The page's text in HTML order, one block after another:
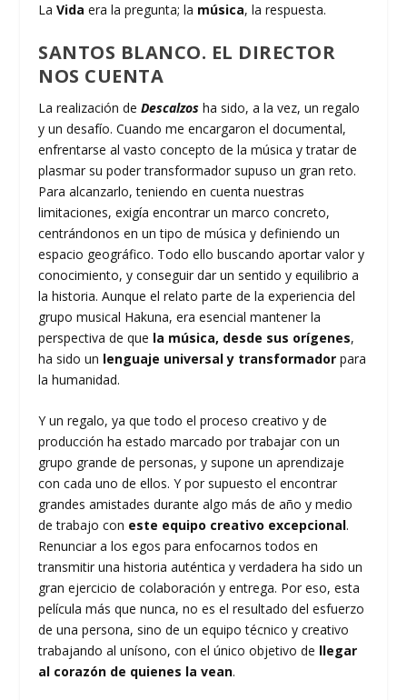
LaVida era la pregunta; la música, la respuesta.
SANTOS BLANCO. EL DIRECTOR
NOS CUENTA
La realización deDescalzos ha sido, a la vez, un regalo
y un desafío. Cuando me encargaron el documental,
enfrentarse al vasto concepto de la música y tratar de
plasmar su poder transformador supuso un gran reto.
Para alcanzarlo, teniendo en cuenta nuestras
limitaciones, exigía encontrar un marco concreto,
centrándonos en un tipo de música y definiendo un
espacio geográfico. Todo ello buscando aportar valor y
conocimiento, y conseguir dar un sentido y equilibrio a
la historia. Aunque el relato parte de la experiencia del
grupo musical Hakuna, era esencial mantener la
perspectiva de que la música, desde sus orígenes,
ha sido un lenguaje universal y transformador para
la humanidad.
Y un regalo, ya que todo el proceso creativo y de
producción ha estado marcado por trabajar con un
grupo grande de personas, y supone un aprendizaje
con cada uno de ellos. Y por supuesto el encontrar
grandes amistades durante algo más de año y medio
de trabajo con este equipo creativo excepcional.
Renunciar a los egos para enfocarnos todos en
transmitir una historia auténtica y verdadera ha sido un
gran ejercicio de colaboración y entrega. Por eso, esta
película más que nunca, no es el resultado del esfuerzo
de una persona, sino de un equipo técnico y creativo
trabajando al unísono, con el único objetivo de llegar
al corazón de quienes la vean.